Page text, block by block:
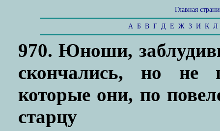
Главная
А Б В Г Д Е Ж З И К Л
970. Юноши,
скончались, но не
которые они, по
старцу